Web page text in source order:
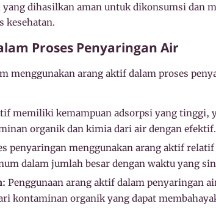
dihasilkan aman untuk dikonsumsi dan
kesehatan.
Proses Penyaringan Air
menggunakan arang aktif dalam proses
memiliki kemampuan adsorpsi yang tinggi,
organik dan kimia dari air dengan efektif.
penyaringan menggunakan arang aktif
dalam jumlah besar dengan waktu yang
Penggunaan arang aktif dalam penyaringan
kontaminan organik yang dapat